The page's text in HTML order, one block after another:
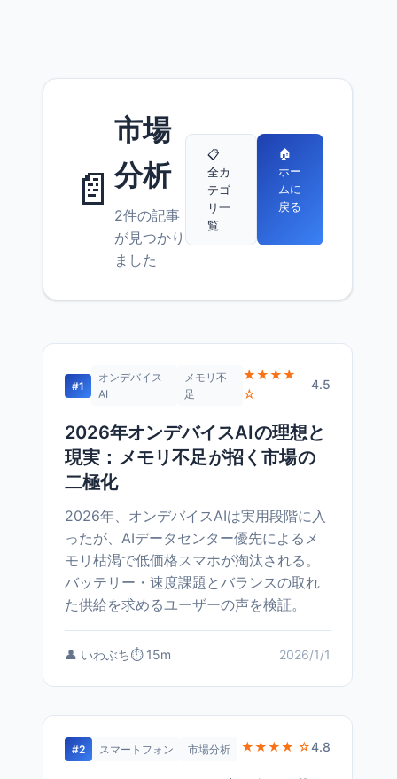
📄
市場
分析
2件の記事
が見つかり
ました
📋
全カ
テゴ
リ一
覧
🏠
ホー
ムに
戻る
#1
オンデバイス
AI
メモリ不
足
★★★★
☆
4.5
2026年オンデバイスAIの理想と
現実：メモリ不足が招く市場の
二極化
2026年、オンデバイスAIは実用段階に入
ったが、AIデータセンター優先によるメ
モリ枯渇で低価格スマホが淘汰される。
バッテリー・速度課題とバランスの取れ
た供給を求めるユーザーの声を検証。
👤 いわぶち⏱️ 15m 2026/1/1
#2 スマートフォン 市場分析 ★★★★ ☆4.8